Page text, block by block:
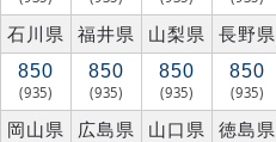
石川県 福井県 山梨県 長野県
850
(935)
850
(935)
850
(935)
850
(935)
岡山県 広島県 山口県 徳島県